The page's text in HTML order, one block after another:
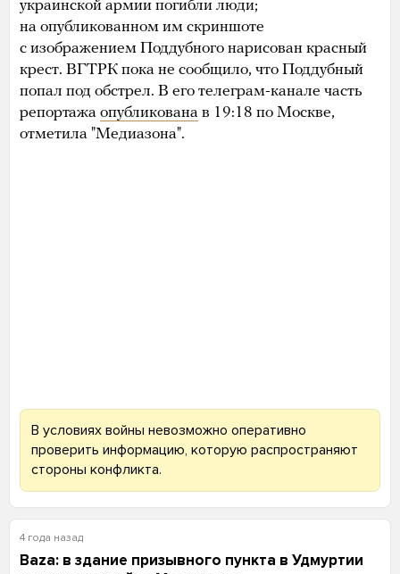
украинской армии погибли люди;
на опубликованном им скриншоте
с изображением Поддубного нарисован красный
крест. ВГТРК пока не сообщило, что Поддубный
попал под обстрел. В его телеграм-канале часть
репортажа опубликована в 19:18 по Москве,
отметила "Медиазона".
В условиях войны невозможно оперативно
проверить информацию, которую распространяют
стороны конфликта.
4 года назад
Baza: в здание призывного пункта в Удмуртии